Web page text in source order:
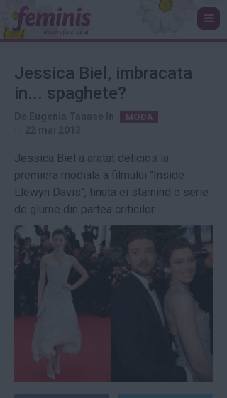
Jessica Biel, imbracata
in... spaghete?
MODA
Jessica Biel a aratat delicios la
premiera modiala a filmului "Inside
Llewyn Davis", tinuta ei starnind o serie
de glume din partea criticilor.